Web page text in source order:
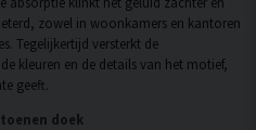
zowel in woonkamers en kantoren
Tegelijkertijd versterkt de
kleuren en de details van het motief,
geeft.
doek